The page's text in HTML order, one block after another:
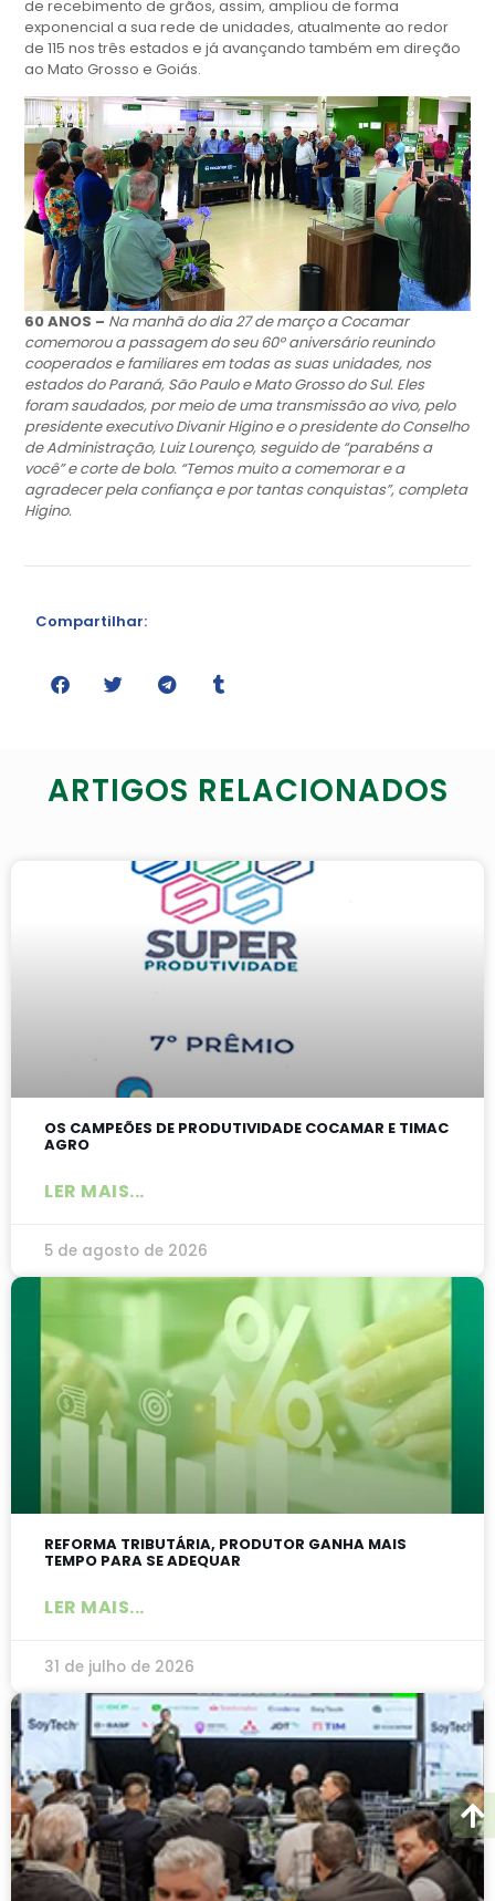
de recebimento de grãos, assim, ampliou de forma
exponencial a sua rede de unidades, atualmente ao redor
de 115 nos três estados e já avançando também em direção
ao Mato Grosso e Goiás.
60 ANOS – Na manhã do dia 27 de março a Cocamar
comemorou a passagem do seu 60º aniversário reunindo
cooperados e familiares em todas as suas unidades, nos
estados do Paraná, São Paulo e Mato Grosso do Sul. Eles
foram saudados, por meio de uma transmissão ao vivo, pelo
presidente executivo Divanir Higino e o presidente do Conselho
de Administração, Luiz Lourenço, seguido de “parabéns a
você” e corte de bolo. “Temos muito a comemorar e a
agradecer pela confiança e por tantas conquistas”, completa
Higino.
Compartilhar:
ARTIGOS RELACIONADOS
OS CAMPEÕES DE PRODUTIVIDADE COCAMAR E TIMAC
AGRO
LER MAIS...
5 de agosto de 2026
REFORMA TRIBUTÁRIA, PRODUTOR GANHA MAIS
TEMPO PARA SE ADEQUAR
LER MAIS...
31 de julho de 2026